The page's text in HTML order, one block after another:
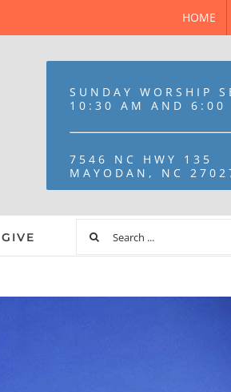
HOME
SUNDAY WORSHIP
10:30 AM AND 6:00
7546 NC HWY 135
MAYODAN, NC
GIVE